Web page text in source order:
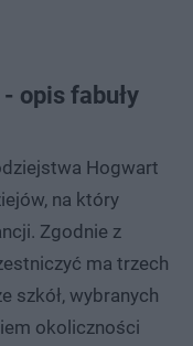
opis fabuły
Hogwart
na który
Zgodnie z
ma trzech
szkół, wybranych
okoliczności